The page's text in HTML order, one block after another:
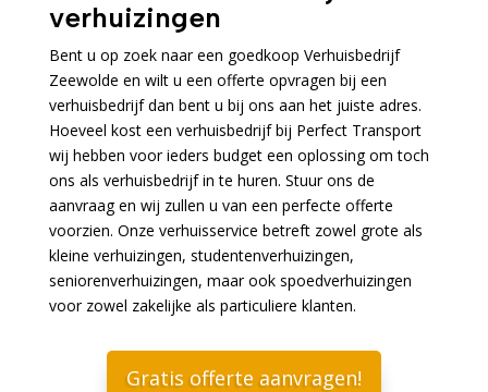
verhuizingen
Bent u op zoek naar een goedkoop Verhuisbedrijf
Zeewolde en wilt u een offerte opvragen bij een
verhuisbedrijf dan bent u bij ons aan het juiste adres.
Hoeveel kost een verhuisbedrijf bij Perfect Transport
wij hebben voor ieders budget een oplossing om toch
ons als verhuisbedrijf in te huren. Stuur ons de
aanvraag en wij zullen u van een perfecte offerte
voorzien. Onze verhuisservice betreft zowel grote als
kleine verhuizingen, studentenverhuizingen,
seniorenverhuizingen, maar ook spoedverhuizingen
voor zowel zakelijke als particuliere klanten.
Gratis offerte aanvragen!